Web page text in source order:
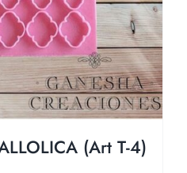
(Art T-4)